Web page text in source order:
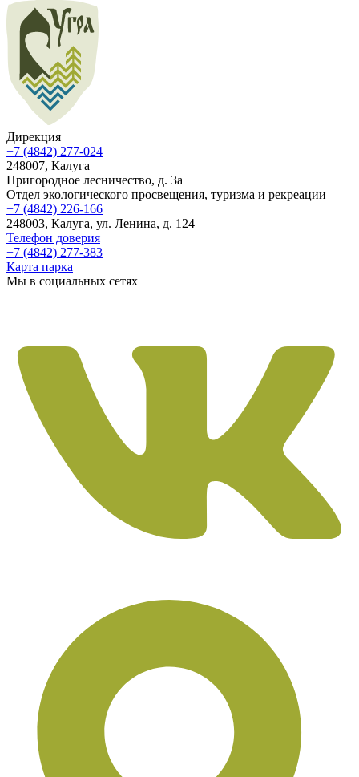
Дирекция
+7 (4842) 277-024
248007, Калуга
Пригородное лесничество, д. 3а
Отдел экологического просвещения, туризма и рекреации
+7 (4842) 226-166
248003, Калуга, ул. Ленина, д. 124
Телефон доверия
+7 (4842) 277-383
Карта парка
Мы в социальных сетях